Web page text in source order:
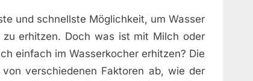
und schnellste Möglichkeit, um Wasser
erhitzen. Doch was ist mit Milch oder
einfach im Wasserkocher erhitzen? Die
verschiedenen Faktoren ab, wie der